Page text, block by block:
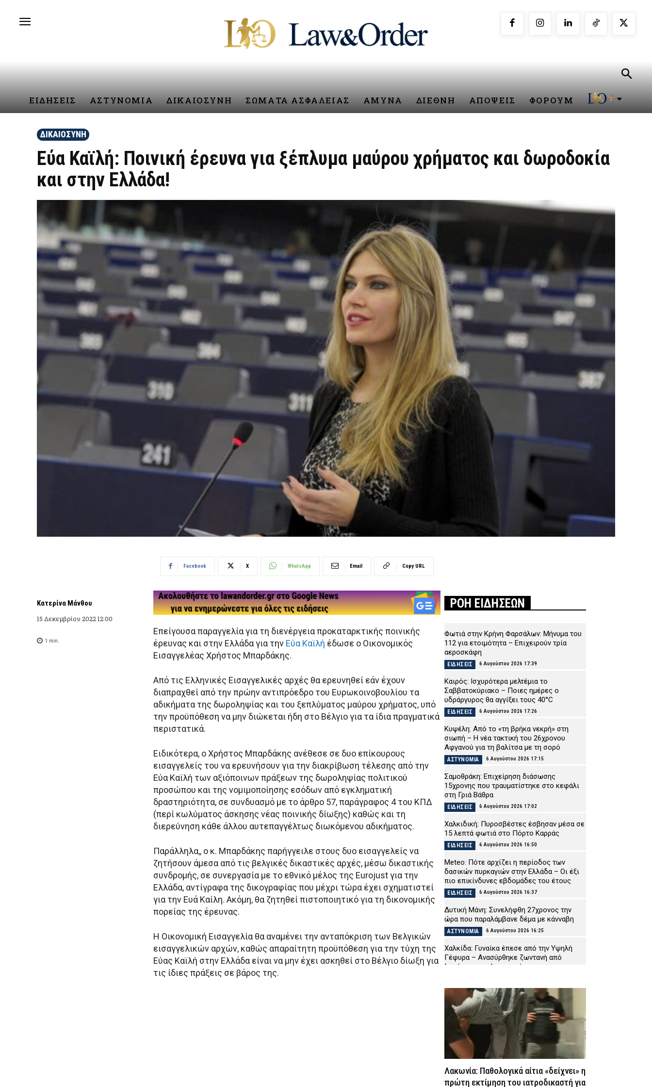
ΕΙΔΗΣΕΙΣ ΑΣΤΥΝΟΜΙΑ ΔΙΚΑΙΟΣΥΝΗ ΣΩΜΑΤΑ ΑΣΦΑΛΕΙΑΣ ΑΜΥΝΑ ΔΙΕΘΝΗ ΑΠΟΨΕΙΣ ΦΟΡΟΥΜ
ΔΙΚΑΙΟΣΥΝΗ
Εύα Καϊλή: Ποινική έρευνα για ξέπλυμα μαύρου χρήματος και δωροδοκία
και στην Ελλάδα!
Κατερίνα Μάνθου
15 Δεκεμβρίου 2022 12:00
1 min.
Facebook X WhatsApp Email Copy URL
Επείγουσα παραγγελία για τη διενέργεια προκαταρκτικής ποινικής
έρευνας και στην Ελλάδα για την Εύα Καϊλή έδωσε ο Οικονομικός
Εισαγγελέας Χρήστος Μπαρδάκης.
Από τις Ελληνικές Εισαγγελικές αρχές θα ερευνηθεί εάν έχουν
διαπραχθεί από την πρώην αντιπρόεδρο του Ευρωκοινοβουλίου τα
αδικήματα της δωροληψίας και του ξεπλύματος μαύρου χρήματος, υπό
την προϋπόθεση να μην διώκεται ήδη στο Βέλγιο για τα ίδια πραγματικά
περιστατικά.
Ειδικότερα, ο Χρήστος Μπαρδάκης ανέθεσε σε δυο επίκουρους
εισαγγελείς του να ερευνήσουν για την διακρίβωση τέλεσης από την
Εύα Καϊλή των αξιόποινων πράξεων της δωροληψίας πολιτικού
προσώπου και της νομιμοποίησης εσόδων από εγκληματική
δραστηριότητα, σε συνδυασμό με το άρθρο 57, παράγραφος 4 του ΚΠΔ
(περί κωλύματος άσκησης νέας ποινικής δίωξης) καθώς και τη
διερεύνηση κάθε άλλου αυτεπαγγέλτως διωκόμενου αδικήματος.
Παράλληλα,, ο κ. Μπαρδάκης παρήγγειλε στους δυο εισαγγελείς να
ζητήσουν άμεσα από τις βελγικές δικαστικές αρχές, μέσω δικαστικής
συνδρομής, σε συνεργασία με το εθνικό μέλος της Εurojust για την
Ελλάδα, αντίγραφα της δικογραφίας που μέχρι τώρα έχει σχηματιστεί
για την Ευά Καίλη. Ακόμη, θα ζητηθεί πιστοποιητικό για τη δικονομικής
πορείας της έρευνας.
Η Οικονομική Εισαγγελία θα αναμένει την ανταπόκριση των Βελγικών
εισαγγελικών αρχών, καθώς απαραίτητη προϋπόθεση για την τύχη της
Εύας Καϊλή στην Ελλάδα είναι να μην έχει ασκηθεί στο Βέλγιο δίωξη για
τις ίδιες πράξεις σε βάρος της.
ΡΟΗ ΕΙΔΗΣΕΩΝ
Φωτιά στην Κρήνη Φαρσάλων: Μήνυμα του
112 για ετοιμότητα – Επιχειρούν τρία
αεροσκάφη
ΕΙΔΗΣΕΙΣ 6 Αυγούστου 2026 17:39
Καιρός: Ισχυρότερα μελτέμια το
Σαββατοκύριακο – Ποιες ημέρες ο
υδράργυρος θα αγγίξει τους 40°C
ΕΙΔΗΣΕΙΣ 6 Αυγούστου 2026 17:26
Κυψέλη: Από το «τη βρήκα νεκρή» στη
σιωπή – Η νέα τακτική του 26χρονου
Αφγανού για τη βαλίτσα με τη σορό
ΑΣΤΥΝΟΜΙΑ 6 Αυγούστου 2026 17:15
Σαμοθράκη: Επιχείρηση διάσωσης
15χρονης που τραυματίστηκε στο κεφάλι
στη Γριά Βάθρα
ΕΙΔΗΣΕΙΣ 6 Αυγούστου 2026 17:02
Χαλκιδική: Πυροσβέστες έσβησαν μέσα σε
15 λεπτά φωτιά στο Πόρτο Καρράς
ΕΙΔΗΣΕΙΣ 6 Αυγούστου 2026 16:50
Meteo: Πότε αρχίζει η περίοδος των
δασικών πυρκαγιών στην Ελλάδα – Οι έξι
πιο επικίνδυνες εβδομάδες του έτους
ΕΙΔΗΣΕΙΣ 6 Αυγούστου 2026 16:37
Δυτική Μάνη: Συνελήφθη 27χρονος την
ώρα που παραλάμβανε δέμα με κάνναβη
ΑΣΤΥΝΟΜΙΑ 6 Αυγούστου 2026 16:25
Χαλκίδα: Γυναίκα έπεσε από την Υψηλή
Γέφυρα – Ανασύρθηκε ζωντανή από
λουόμενο και λιμενικούς
Μαγνησία: Δήθεν τεχνικοί του ΔΕΔΔΗΕ
φόβισαν γυναίκα με απειλή έκρηξης και
της άρπαξαν τα κοσμήματα
ΑΣΤΥΝΟΜΙΑ 6 Αυγούστου 2026 16:00
Τα νέα Canadair της Ελλάδας σε πρώτες
εικόνες: Στη μάχη με τις φλόγες ακόμη και
τη νύχτα
ΕΙΔΗΣΕΙΣ 6 Αυγούστου 2026 15:48
Λακωνία: Παθολογικά αίτια «δείχνει» η
πρώτη εκτίμηση του ιατροδικαστή για